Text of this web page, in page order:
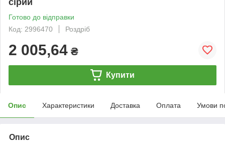
Готово до відправки
Код: 2996470
Роздріб
2 005,64 ₴
Купити
Опис Характеристики Доставка Оплата Умови
Опис